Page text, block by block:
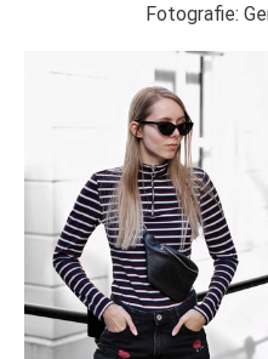
Fotografie: